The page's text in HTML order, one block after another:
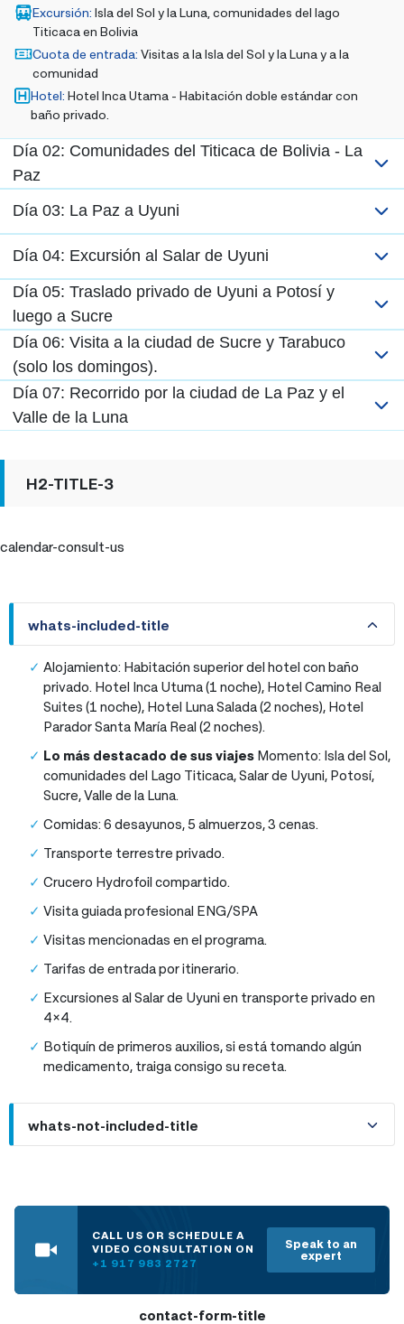
Excursión: Isla del Sol y la Luna, comunidades del lago
Titicaca en Bolivia
Cuota de entrada: Visitas a la Isla del Sol y la Luna y a la
comunidad
Hotel: Hotel Inca Utama - Habitación doble estándar con
baño privado.
Día 02: Comunidades del Titicaca de Bolivia - La
Paz
Día 03: La Paz a Uyuni
Día 04: Excursión al Salar de Uyuni
Día 05: Traslado privado de Uyuni a Potosí y
luego a Sucre
Día 06: Visita a la ciudad de Sucre y Tarabuco
(solo los domingos).
Día 07: Recorrido por la ciudad de La Paz y el
Valle de la Luna
H2-TITLE-3
calendar-consult-us
whats-included-title
whats-included-title
Alojamiento: Habitación superior del hotel con baño
privado. Hotel Inca Utuma (1 noche), Hotel Camino Real
Suites (1 noche), Hotel Luna Salada (2 noches), Hotel
Parador Santa María Real (2 noches).
Lo más destacado de sus viajes Momento: Isla del Sol,
comunidades del Lago Titicaca, Salar de Uyuni, Potosí,
Sucre, Valle de la Luna.
Comidas: 6 desayunos, 5 almuerzos, 3 cenas.
Transporte terrestre privado.
Crucero Hydrofoil compartido.
Visita guiada profesional ENG/SPA
Visitas mencionadas en el programa.
Tarifas de entrada por itinerario.
Excursiones al Salar de Uyuni en transporte privado en
4×4.
Botiquín de primeros auxilios, si está tomando algún
medicamento, traiga consigo su receta.
whats-not-included-title
CALL US OR SCHEDULE A
VIDEO CONSULTATION ON
+1 917 983 2727
Speak to an
expert
contact-form-title